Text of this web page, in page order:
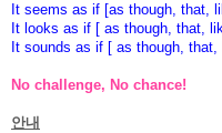
It seems as if [as though, that,
It looks as if [ as though, that,
It sounds as if [ as though,
No challenge, No chance!
안내